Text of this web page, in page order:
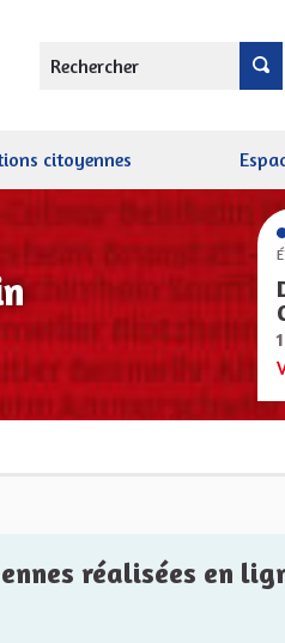
Rechercher
citoyennes
réalisées en